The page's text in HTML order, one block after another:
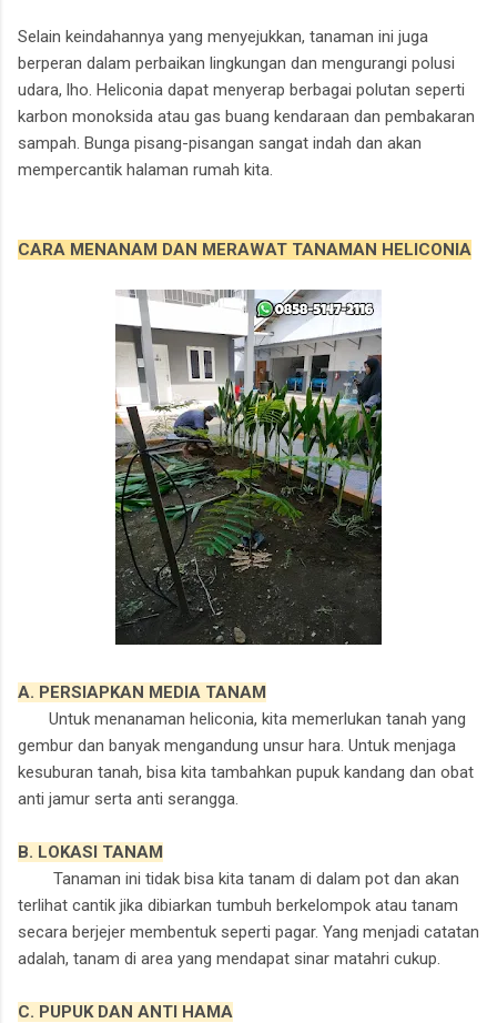
Selain keindahannya yang menyejukkan, tanaman ini juga
berperan dalam perbaikan lingkungan dan mengurangi polusi
udara, lho. Heliconia dapat menyerap berbagai polutan seperti
karbon monoksida atau gas buang kendaraan dan pembakaran
sampah. Bunga pisang-pisangan sangat indah dan akan
mempercantik halaman rumah kita.
CARA MENANAM DAN MERAWAT TANAMAN HELICONIA
A. PERSIAPKAN MEDIA TANAM
Untuk menanaman heliconia, kita memerlukan tanah yang
gembur dan banyak mengandung unsur hara. Untuk menjaga
kesuburan tanah, bisa kita tambahkan pupuk kandang dan obat
anti jamur serta anti serangga.
B. LOKASI TANAM
Tanaman ini tidak bisa kita tanam di dalam pot dan akan
terlihat cantik jika dibiarkan tumbuh berkelompok atau tanam
secara berjejer membentuk seperti pagar. Yang menjadi catatan
adalah, tanam di area yang mendapat sinar matahri cukup.
C. PUPUK DAN ANTI HAMA